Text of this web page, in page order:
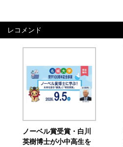
レコメンド
ノーベル賞受賞・白川
英樹博士が小中高生を